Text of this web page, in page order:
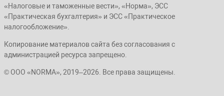
«Налоговые и таможенные вести», «Норма», ЭСС
«Практическая бухгалтерия» и ЭСС «Практическое
налогообложение».
Копирование материалов сайта без согласования с
администрацией ресурса запрещено.
© ООО «NORMA», 2019–2026. Все права защищены.